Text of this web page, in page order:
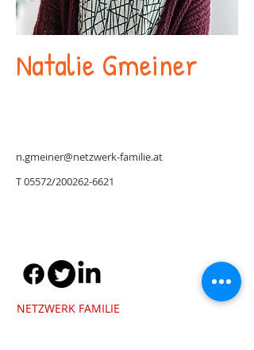
Natalie Gmeiner
n.gmeiner@netzwerk-familie.at
T 05572/200262-6621
NETZWERK FAMILIE